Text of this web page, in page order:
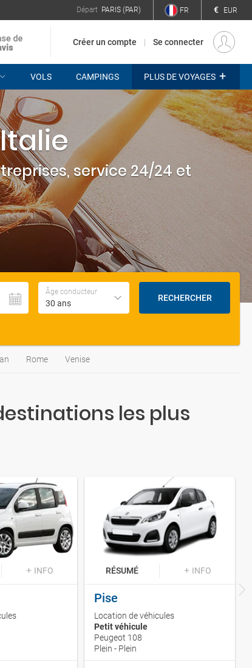
Départ PARIS (PAR) FR € EUR
Créer un compte Se connecter
VOLS CAMPINGS PLUS DE VOYAGES +
service 24/24 et
Âge conducteur
30 ans
RECHERCHER
Rome Venise
les plus
INFO RÉSUMÉ INFO
Pise
Location de véhicules
Petit véhicule
Peugeot 108
Plein - Plein